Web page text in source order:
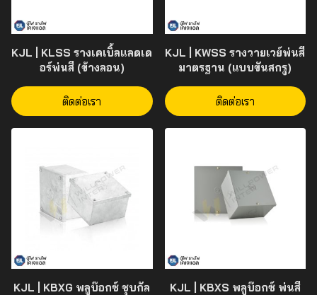
KJL | KLSS รางเคเบิ้ลแลดเด
อร์พ่นสี (ข้างลอน)
ติดต่อเรา
KJL | KWSS รางวายเวย์พ่นสี
มาตรฐาน (แบบขันสกรู)
ติดต่อเรา
KJL | KBXG พลูบ๊อกซ์ ชุบกัล
KJL | KBXS พลูบ๊อกซ์ พ่นสี